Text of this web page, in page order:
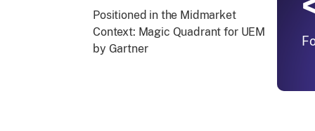
Positioned in the Midmarket
Context: Magic Quadrant for UEM
by Gartner